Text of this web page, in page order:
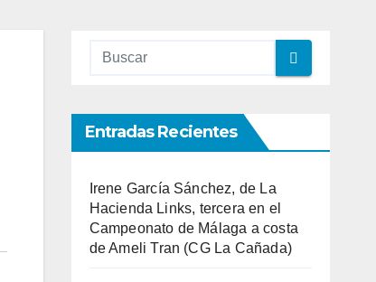
Entradas Recientes
Irene García Sánchez, de La
Hacienda Links, tercera en el
Campeonato de Málaga a costa
de Ameli Tran (CG La Cañada)